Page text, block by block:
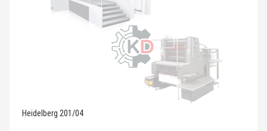
Heidelberg 201/04